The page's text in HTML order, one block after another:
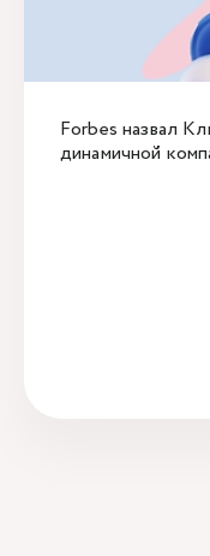
Forbes назвал
динамичной